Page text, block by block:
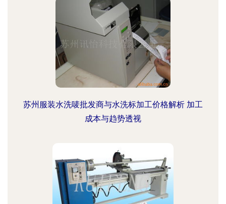
苏州服装水洗唛批发商与水洗标加工价格解析 加工
成本与趋势透视